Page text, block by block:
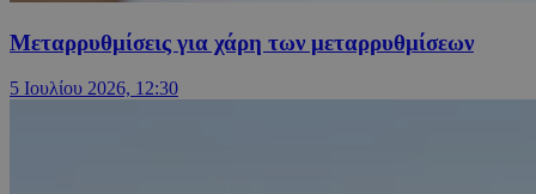
Μεταρρυθμίσεις για χάρη των μεταρρυθμίσεων
5 Ιουλίου 2026, 12:30